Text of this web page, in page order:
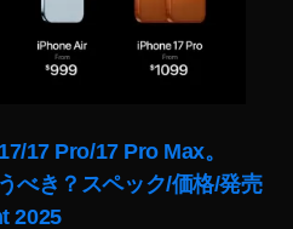
17 Pro/17 Pro Max。
べき？スペック/価格/発売
2025